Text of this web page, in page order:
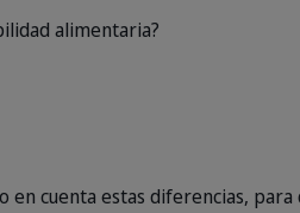
alimentaria?
cuenta estas diferencias,